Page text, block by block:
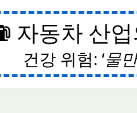
자동차 산업
건강 위험: 물